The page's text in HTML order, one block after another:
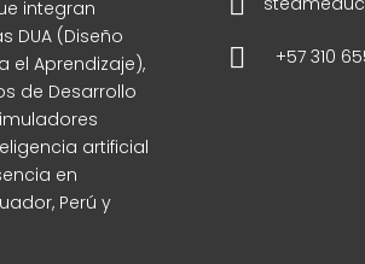
integran
DUA (Diseño
el Aprendizaje),
de Desarrollo
artificial
en
Perú y
 +57 310